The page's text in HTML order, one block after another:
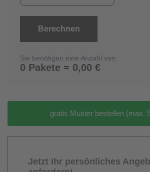
Berechnen
Sie benötigen eine Anzahl von:
0 Pakete = 0,00 €
gratis Muster bestellen (max.
Jetzt Ihr persönliches